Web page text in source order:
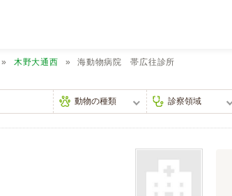
木野大通西 海動物病院 帯広往診所